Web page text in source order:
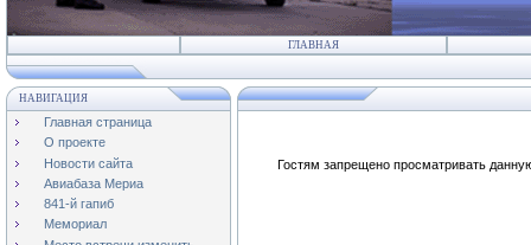
ГЛАВНАЯ
НАВИГАЦИЯ
Главная страница
О проекте
Новости сайта
Авиабаза Мериа
841-й гапиб
Мемориал
Гостям запрещено просматривать